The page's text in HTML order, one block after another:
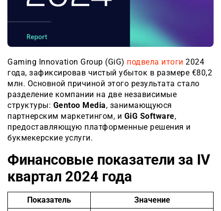
Gaming Innovation Group (GiG) подвела итоги 2024
года, зафиксировав чистый убыток в размере €80,2
млн. Основной причиной этого результата стало
разделение компании на две независимые
структуры: Gentoo Media, занимающуюся
партнерским маркетингом, и GiG Software,
предоставляющую платформенные решения и
букмекерские услуги.
Финансовые показатели за IV
квартал 2024 года
Показатель Значение